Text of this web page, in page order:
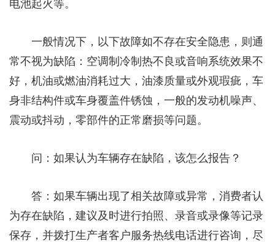
电池起火等。
一般情况下，以下故障如不存在安全隐患，则通
常不视为缺陷：空调制冷制热不良或音响系统效果不
好，机油或燃油消耗过大，油漆质量或外观瑕疵，车
身非结构件或车身覆盖件锈蚀，一般的发动机噪声、
震动或抖动，零部件的正常磨损等问题。
问：如果认为车辆存在缺陷，该怎么报告？
答：如果车辆出现了相关故障或异常，消费者认
为存在缺陷，建议及时进行拍照、录音或录像等记录
保存，并拨打生产者客户服务热线电话进行咨询，尽